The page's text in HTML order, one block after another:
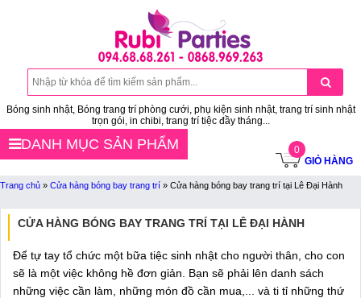
Bóng sinh nhật, Bóng trang trí phòng cưới, phụ kiện sinh nhật, trang trí sinh nhật
trọn gói, in chibi, trang trí tiệc đầy tháng...
0
GIỎ HÀNG
DANH MỤC SẢN PHẨM
Trang chủ » Cửa hàng bóng bay trang trí » Cửa hàng bóng bay trang trí tại Lê Đại Hành
CỬA HÀNG BÓNG BAY TRANG TRÍ TẠI LÊ ĐẠI HÀNH
Để tự tay tổ chức một bữa tiệc sinh nhật cho người thân, cho con
sẽ là một việc không hề đơn giản. Bạn sẽ phải lên danh sách
những việc cần làm, những món đồ cần mua,... và ti tỉ những thứ